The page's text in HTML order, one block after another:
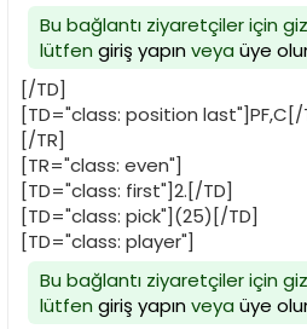
Bu bağlantı ziyaretçiler için
lütfen giriş yapınveya üye
[/TD]
[TD="class: position last"]PF,C[/
[/TR]
[TR="class: even"]
[TD="class: first"]2.[/TD]
[TD="class: pick"](25)[/TD]
[TD="class: player"]
Bu bağlantı ziyaretçiler için
lütfen giriş yapınveya üye